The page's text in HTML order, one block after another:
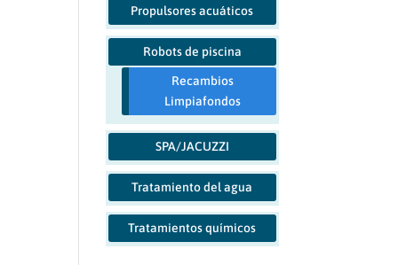
Propulsores acuáticos
Robots de piscina
Recambios
Limpiafondos
SPA/JACUZZI
Tratamiento del agua
Tratamientos químicos